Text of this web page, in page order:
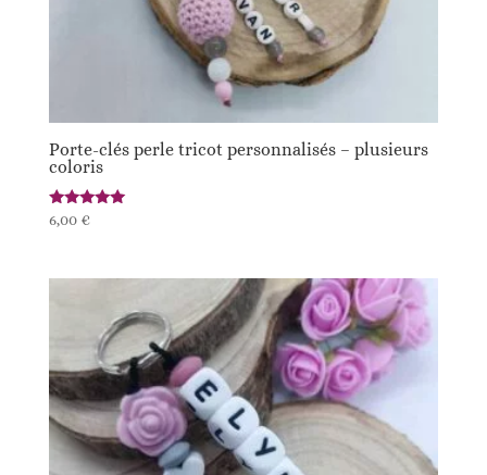
Porte-clés perle tricot personnalisés – plusieurs
coloris
Note
5.00
6,00 €